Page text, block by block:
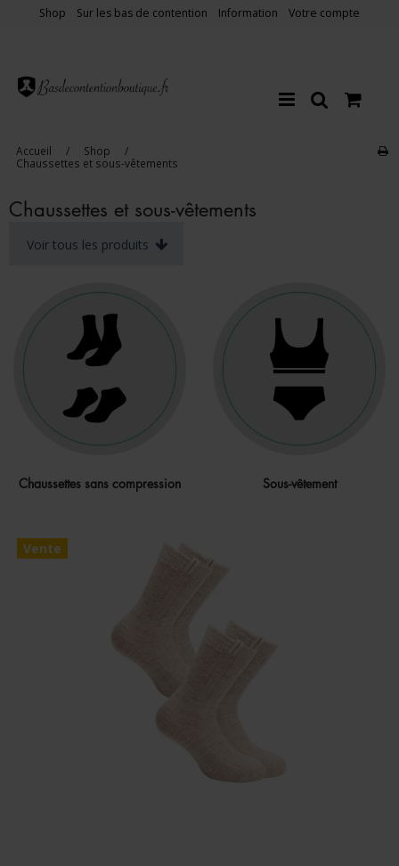
Shop Sur les bas de contention Information Votre compte
Accueil / Shop
/
Chaussettes et sous-vêtements
Chaussettes et sous-vêtements
Voir tous les produits
Chaussettes sans compression Sous-vêtement
Vente